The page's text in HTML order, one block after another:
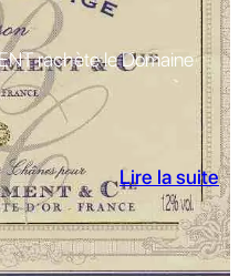
rachète le Domaine
Lire la suite